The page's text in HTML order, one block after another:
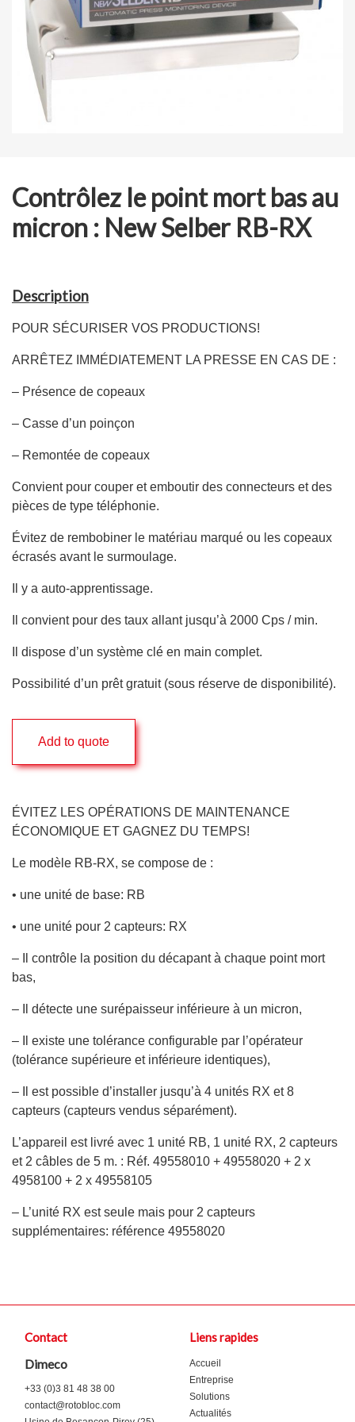
Contrôlez le point mort bas au
micron : New Selber RB-RX
Description
POUR SÉCURISER VOS PRODUCTIONS!
ARRÊTEZ IMMÉDIATEMENT LA PRESSE EN CAS DE :
– Présence de copeaux
– Casse d’un poinçon
– Remontée de copeaux
Convient pour couper et emboutir des connecteurs et des
pièces de type téléphonie.
Évitez de rembobiner le matériau marqué ou les copeaux
écrasés avant le surmoulage.
Il y a auto-apprentissage.
Il convient pour des taux allant jusqu’à 2000 Cps / min.
Il dispose d’un système clé en main complet.
Possibilité d’un prêt gratuit (sous réserve de disponibilité).
Add to quote
ÉVITEZ LES OPÉRATIONS DE MAINTENANCE
ÉCONOMIQUE ET GAGNEZ DU TEMPS!
Le modèle RB-RX, se compose de :
• une unité de base: RB
• une unité pour 2 capteurs: RX
– Il contrôle la position du décapant à chaque point mort
bas,
– Il détecte une surépaisseur inférieure à un micron,
– Il existe une tolérance configurable par l’opérateur
(tolérance supérieure et inférieure identiques),
– Il est possible d’installer jusqu’à 4 unités RX et 8
capteurs (capteurs vendus séparément).
L’appareil est livré avec 1 unité RB, 1 unité RX, 2 capteurs
et 2 câbles de 5 m. : Réf. 49558010 + 49558020 + 2 x
4958100 + 2 x 49558105
– L’unité RX est seule mais pour 2 capteurs
supplémentaires: référence 49558020
Contact
Dimeco
+33 (0)3 81 48 38 00
contact@rotobloc.com
Liens rapides
Accueil
Entreprise
Solutions
Actualités